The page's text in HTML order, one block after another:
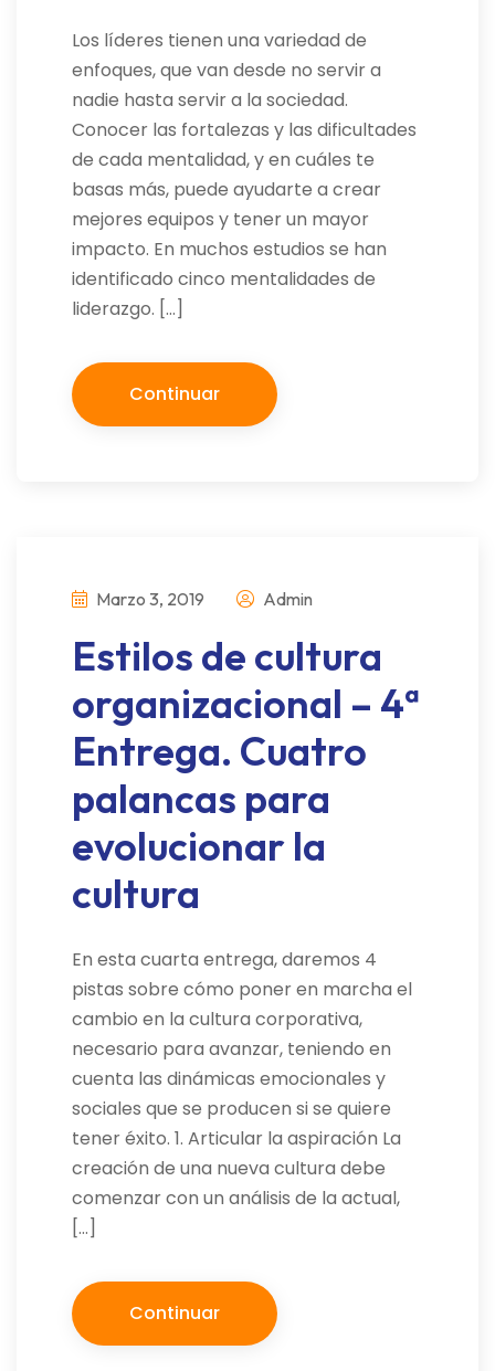
Los líderes tienen una variedad de
enfoques, que van desde no servir a
nadie hasta servir a la sociedad.
Conocer las fortalezas y las dificultades
de cada mentalidad, y en cuáles te
basas más, puede ayudarte a crear
mejores equipos y tener un mayor
impacto. En muchos estudios se han
identificado cinco mentalidades de
liderazgo. […]
Continuar
Marzo 3, 2019 Admin
Estilos de cultura
organizacional – 4ª
Entrega. Cuatro
palancas para
evolucionar la
cultura
En esta cuarta entrega, daremos 4
pistas sobre cómo poner en marcha el
cambio en la cultura corporativa,
necesario para avanzar, teniendo en
cuenta las dinámicas emocionales y
sociales que se producen si se quiere
tener éxito. 1. Articular la aspiración La
creación de una nueva cultura debe
comenzar con un análisis de la actual,
[…]
Continuar